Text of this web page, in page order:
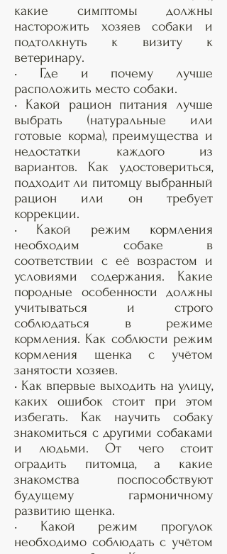
какие симптомы должны
насторожить хозяев собаки и
подтолкнуть к визиту к
ветеринару.
• Где и почему лучше
расположить место собаки.
• Какой рацион питания лучше
выбрать (натуральные или
готовые корма), преимущества и
недостатки каждого из
вариантов. Как удостовериться,
подходит ли питомцу выбранный
рацион или он требует
коррекции.
• Какой режим кормления
необходим собаке в
соответствии с её возрастом и
условиями содержания. Какие
породные особенности должны
учитываться и строго
соблюдаться в режиме
кормления. Как соблюсти режим
кормления щенка с учётом
занятости хозяев.
• Как впервые выходить на улицу,
каких ошибок стоит при этом
избегать. Как научить собаку
знакомиться с другими собаками
и людьми. От чего стоит
оградить питомца, а какие
знакомства поспособствуют
будущему гармоничному
развитию щенка.
• Какой режим прогулок
необходимо соблюдать с учётом